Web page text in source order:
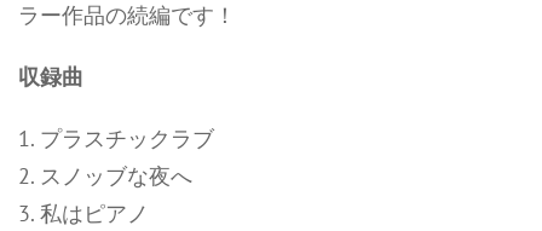
ラー作品の続編です！
収録曲
1. プラスチックラブ
2. スノッブな夜へ
3. 私はピアノ